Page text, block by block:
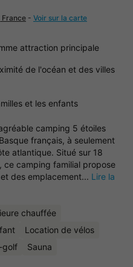
- Voir sur la carte
attraction principale
de l'océan et des villes
et les enfants
camping 5 étoiles
français, à seulement
atlantique. Situé sur 18
camping familial propose
des emplacement... Lire la
chauffée
Location de vélos
golf
Sauna